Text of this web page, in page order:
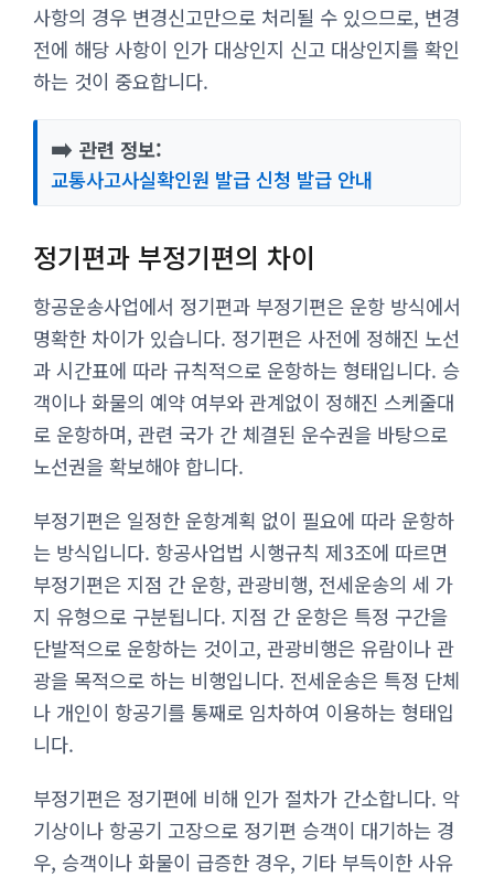
사항의 경우 변경신고만으로 처리될 수 있으므로, 변경
전에 해당 사항이 인가 대상인지 신고 대상인지를 확인
하는 것이 중요합니다.
➡️ 관련 정보:
교통사고사실확인원 발급 신청 발급 안내
정기편과 부정기편의 차이
항공운송사업에서 정기편과 부정기편은 운항 방식에서
명확한 차이가 있습니다. 정기편은 사전에 정해진 노선
과 시간표에 따라 규칙적으로 운항하는 형태입니다. 승
객이나 화물의 예약 여부와 관계없이 정해진 스케줄대
로 운항하며, 관련 국가 간 체결된 운수권을 바탕으로
노선권을 확보해야 합니다.
부정기편은 일정한 운항계획 없이 필요에 따라 운항하
는 방식입니다. 항공사업법 시행규칙 제3조에 따르면
부정기편은 지점 간 운항, 관광비행, 전세운송의 세 가
지 유형으로 구분됩니다. 지점 간 운항은 특정 구간을
단발적으로 운항하는 것이고, 관광비행은 유람이나 관
광을 목적으로 하는 비행입니다. 전세운송은 특정 단체
나 개인이 항공기를 통째로 임차하여 이용하는 형태입
니다.
부정기편은 정기편에 비해 인가 절차가 간소합니다. 악
기상이나 항공기 고장으로 정기편 승객이 대기하는 경
우, 승객이나 화물이 급증한 경우, 기타 부득이한 사유